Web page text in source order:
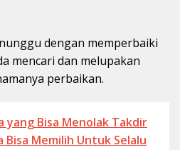
dengan memperbaiki
mencari dan melupakan
perbaikan.
yang Bisa Menolak Takdir
Bisa Memilih Untuk Selalu